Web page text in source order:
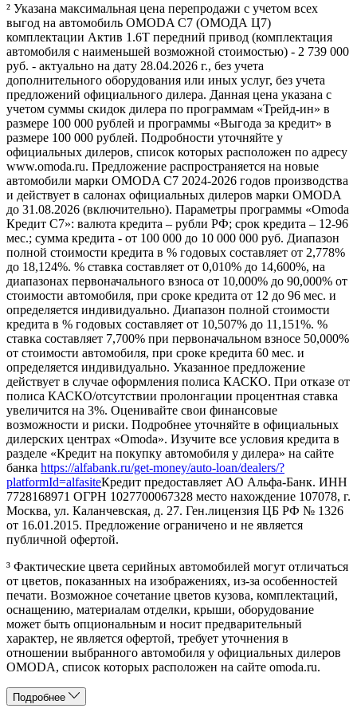
² Указана максимальная цена перепродажи с учетом всех
выгод на автомобиль OMODA C7 (ОМОДА Ц7)
комплектации Актив 1.6T передний привод (комплектация
автомобиля с наименьшей возможной стоимостью) - 2 739 000
руб. - актуально на дату 28.04.2026 г., без учета
дополнительного оборудования или иных услуг, без учета
предложений официального дилера. Данная цена указана с
учетом суммы скидок дилера по программам «Трейд-ин» в
размере 100 000 рублей и программы «Выгода за кредит» в
размере 100 000 рублей. Подробности уточняйте у
официальных дилеров, список которых расположен по адресу
www.omoda.ru. Предложение распространяется на новые
автомобили марки OMODA C7 2024-2026 годов производства
и действует в салонах официальных дилеров марки OMODA
до 31.08.2026 (включительно). Параметры программы «Omoda
Кредит C7»: валюта кредита – рубли РФ; срок кредита – 12-96
мес.; сумма кредита - от 100 000 до 10 000 000 руб. Диапазон
полной стоимости кредита в % годовых составляет от 2,778%
до 18,124%. % ставка составляет от 0,010% до 14,600%, на
диапазонах первоначального взноса от 10,000% до 90,000% от
стоимости автомобиля, при сроке кредита от 12 до 96 мес. и
определяется индивидуально. Диапазон полной стоимости
кредита в % годовых составляет от 10,507% до 11,151%. %
ставка составляет 7,700% при первоначальном взносе 50,000%
от стоимости автомобиля, при сроке кредита 60 мес. и
определяется индивидуально. Указанное предложение
действует в случае оформления полиса КАСКО. При отказе от
полиса КАСКО/отсутствии пролонгации процентная ставка
увеличится на 3%. Оценивайте свои финансовые
возможности и риски. Подробнее уточняйте в официальных
дилерских центрах «Omoda». Изучите все условия кредита в
разделе «Кредит на покупку автомобиля у дилера» на сайте
банка https://alfabank.ru/get-money/auto-loan/dealers/?
platformId=alfasiteКредит предоставляет АО Альфа-Банк. ИНН
7728168971 ОГРН 1027700067328 место нахождение 107078, г.
Москва, ул. Каланчевская, д. 27. Ген.лицензия ЦБ РФ № 1326
от 16.01.2015. Предложение ограничено и не является
публичной офертой.
³ Фактические цвета серийных автомобилей могут отличаться
от цветов, показанных на изображениях, из-за особенностей
печати. Возможное сочетание цветов кузова, комплектаций,
оснащению, материалам отделки, крыши, оборудование
может быть опциональным и носит предварительный
характер, не является офертой, требует уточнения в
отношении выбранного автомобиля у официальных дилеров
OMODA, список которых расположен на сайте omoda.ru.
Подробнее